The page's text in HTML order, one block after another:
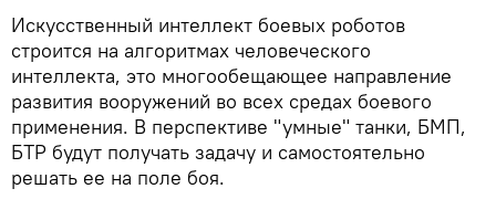
Искусственный интеллект боевых роботов
строится на алгоритмах человеческого
интеллекта, это многообещающее направление
развития вооружений во всех средах боевого
применения. В перспективе "умные" танки, БМП,
БТР будут получать задачу и самостоятельно
решать ее на поле боя.